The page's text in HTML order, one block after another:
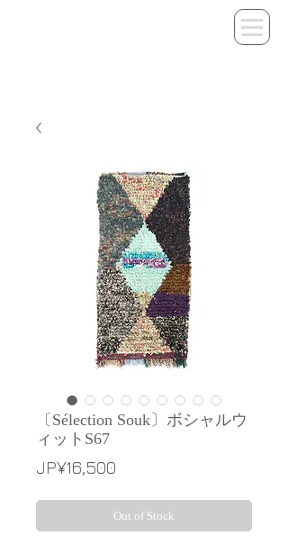
〔Sélection Souk〕ボシャルウ
ィットS67
JP¥16,500
Out of Stock